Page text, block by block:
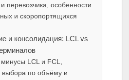
перевозчика, особенности
и скоропортящихся
и консолидация: LCL vs
LCL и FCL,
выбора по объёму и